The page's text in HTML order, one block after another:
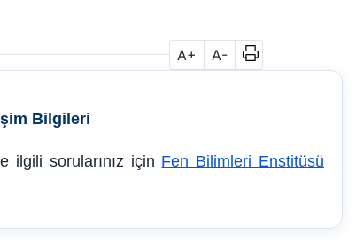
A+ A-
Bilgileri
ilgili sorularınız için Fen Bilimleri Enstitüsü